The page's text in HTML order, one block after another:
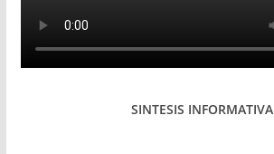
SINTESIS INFORMATIVA